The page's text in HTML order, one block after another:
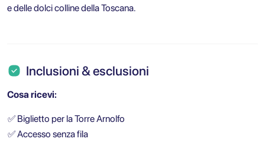
e delle dolci colline della Toscana.
Inclusioni & esclusioni
Cosa ricevi:
✅ Biglietto per la Torre Arnolfo
✅Accesso senza fila